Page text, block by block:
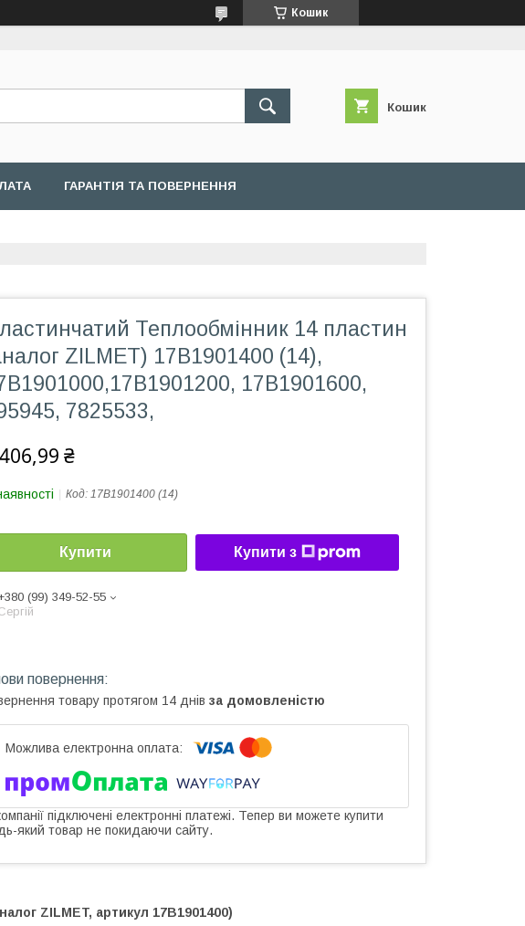
Кошик
Кошик
ГАРАНТІЯ ТА ПОВЕРНЕННЯ
Теплообмінник 14 пластин
ZILMET) 17B1901400 (14),
17B1901600,
7825533,
₴
Код: 17B1901400 (14)
Купити Купити з
(99) 349-52-55
товару протягом 14 днів за домовленістю
підключені електронні платежі. Тепер ви можете купити
який товар не покидаючи сайту.
ZILMET, артикул 17B1901400)